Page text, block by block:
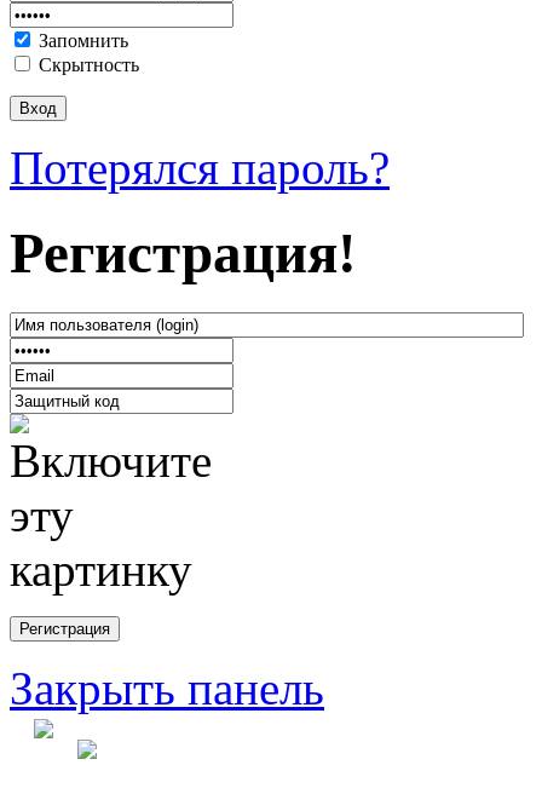
Запомнить
Скрытность
Потерялся пароль?
Регистрация!
Закрыть панель